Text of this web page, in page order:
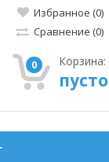
Избранное (0)
Сравнение (0)
0 Корзина:
пусто